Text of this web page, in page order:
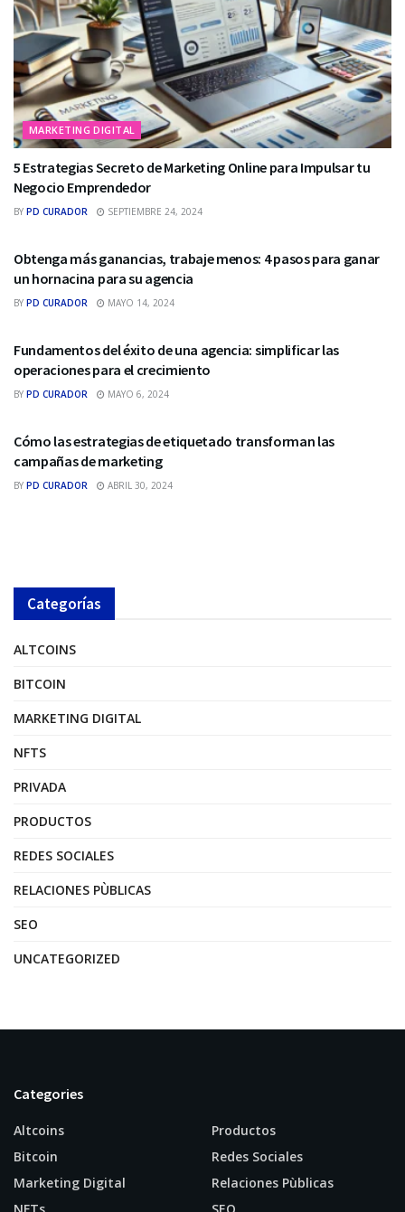
MARKETING DIGITAL
5 Estrategias Secreto de Marketing Online para Impulsar tu
Negocio Emprendedor
BY PD CURADOR SEPTIEMBRE 24, 2024
Obtenga más ganancias, trabaje menos: 4 pasos para ganar
un hornacina para su agencia
BY PD CURADOR MAYO 14, 2024
Fundamentos del éxito de una agencia: simplificar las
operaciones para el crecimiento
BY PD CURADOR MAYO 6, 2024
Cómo las estrategias de etiquetado transforman las
campañas de marketing
BY PD CURADOR ABRIL 30, 2024
Categorías
ALTCOINS
BITCOIN
MARKETING DIGITAL
NFTS
PRIVADA
PRODUCTOS
REDES SOCIALES
RELACIONES PÙBLICAS
SEO
UNCATEGORIZED
Categories
Altcoins
Bitcoin
Marketing Digital
Productos
Redes Sociales
Relaciones Pùblicas